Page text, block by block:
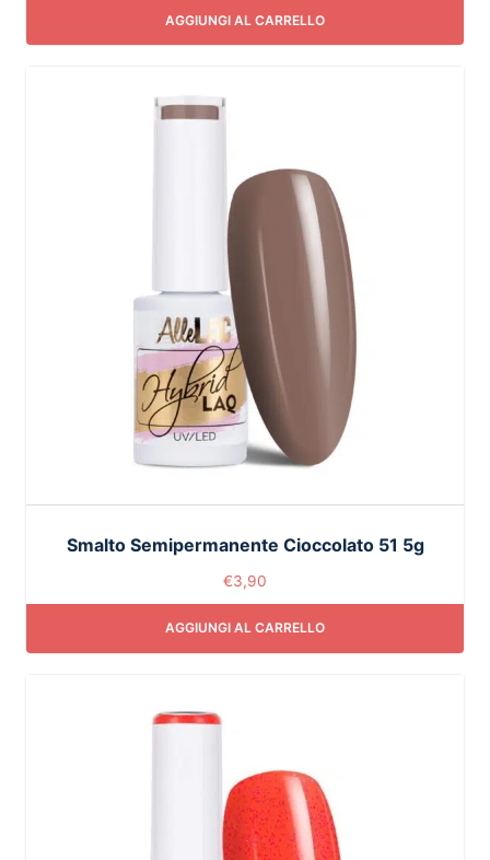
AGGIUNGI AL CARRELLO
Smalto Semipermanente Cioccolato 51 5g
€3,90
AGGIUNGI AL CARRELLO